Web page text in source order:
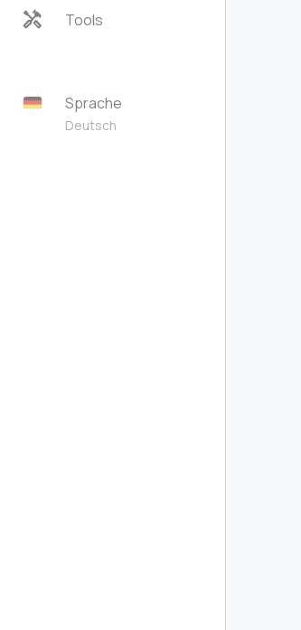
handyman Tools
Sprache
Deutsch